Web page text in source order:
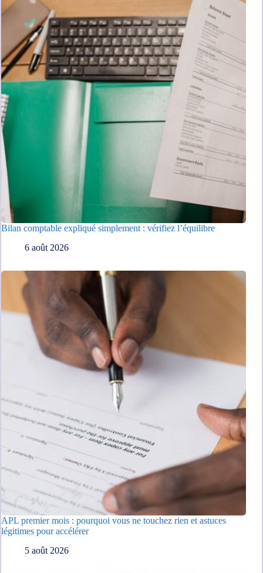
Bilan comptable expliqué simplement : vérifiez l’équilibre
6 août 2026
APL premier mois : pourquoi vous ne touchez rien et astuces
légitimes pour accélérer
5 août 2026